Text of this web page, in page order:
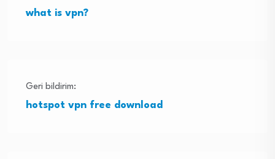
what is vpn?
Geri bildirim:
hotspot vpn free download